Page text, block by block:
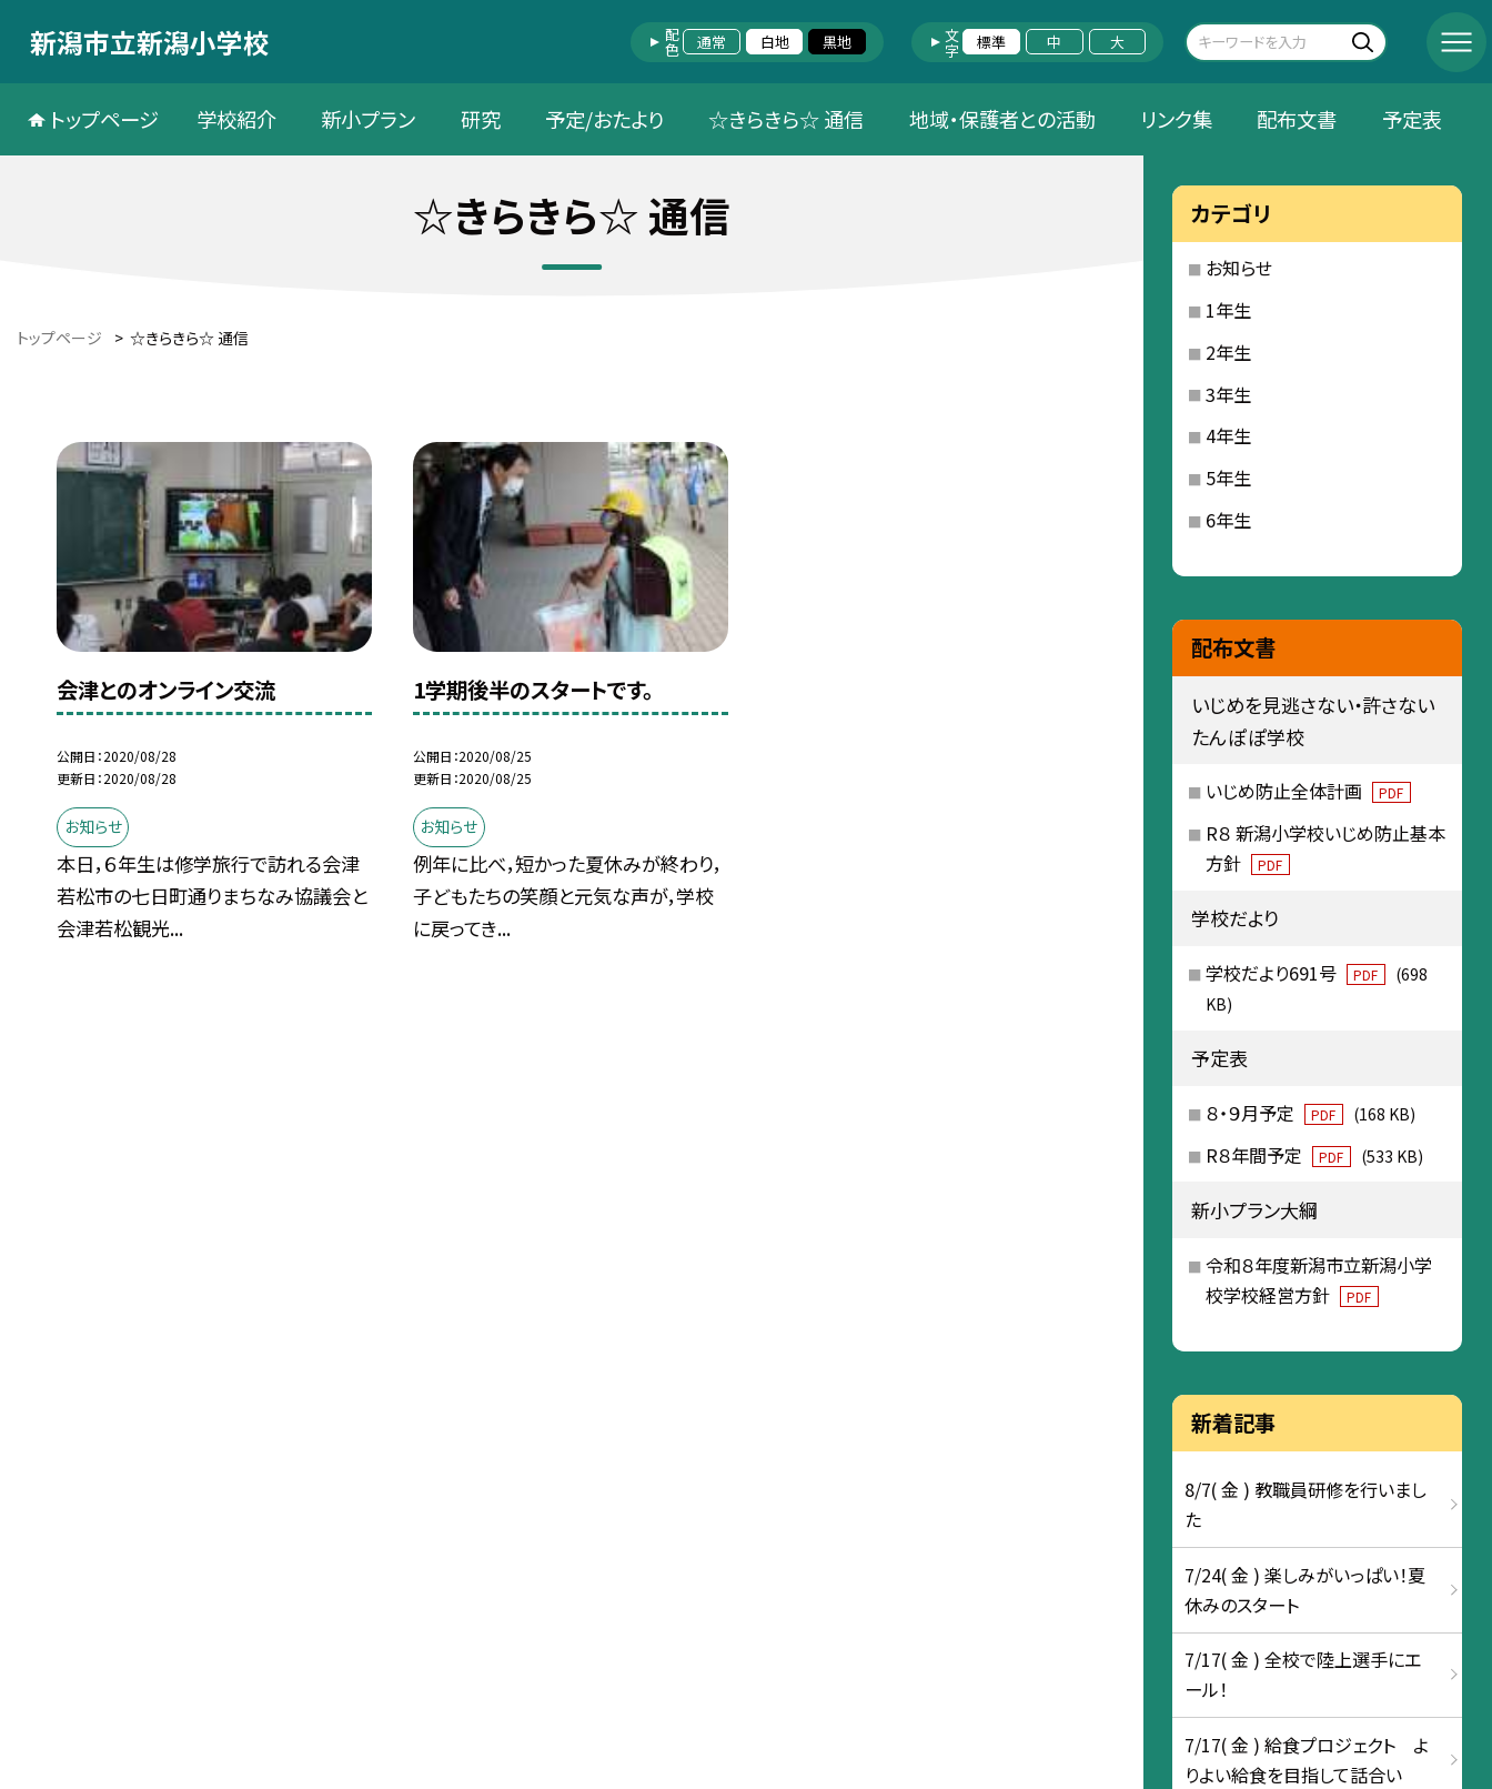
新潟市立新潟小学校 配色 通常 白地 黒地 文字 標準 中 大
トップページ 学校紹介 新小プラン 研究 予定/おたより ☆きらきら☆ 通信 地域・保護者との活動 リンク集 配布文書 予定表
☆きらきら☆ 通信
トップページ > ☆きらきら☆ 通信
会津とのオンライン交流
公開日 2020/08/28
更新日 2020/08/28
お知らせ
本日，６年生は修学旅行で訪れる会津
若松市の七日町通りまちなみ協議会と
会津若松観光...
1学期後半のスタートです。
公開日 2020/08/25
更新日 2020/08/25
お知らせ
例年に比べ，短かった夏休みが終わり，
子どもたちの笑顔と元気な声が，学校
に戻ってき...
カテゴリ
お知らせ
1年生
2年生
3年生
4年生
5年生
6年生
配布文書
いじめを見逃さない・許さない
たんぽぽ学校
いじめ防止全体計画 PDF
R８ 新潟小学校いじめ防止基本
方針
PDF
学校だより
学校だより691号 PDF
(698
KB)
予定表
８・９月予定 PDF (168 KB)
R８年間予定 PDF (533 KB)
新小プラン大綱
令和８年度新潟市立新潟小学
校学校経営方針
PDF
新着記事
8/7( 金 ) 教職員研修を行いまし
た
7/24( 金 ) 楽しみがいっぱい！夏
休みのスタート
7/17( 金 ) 全校で陸上選手にエ
ール！
7/17( 金 ) 給食プロジェクト よ
りよい給食を目指して話合い